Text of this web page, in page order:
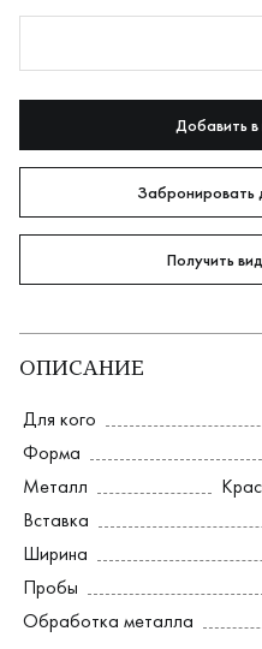
Добавить в
Забронировать
Получить
ОПИСАНИЕ
Для кого
Форма
Металл
Вставка
Ширина
Пробы
Обработка металла